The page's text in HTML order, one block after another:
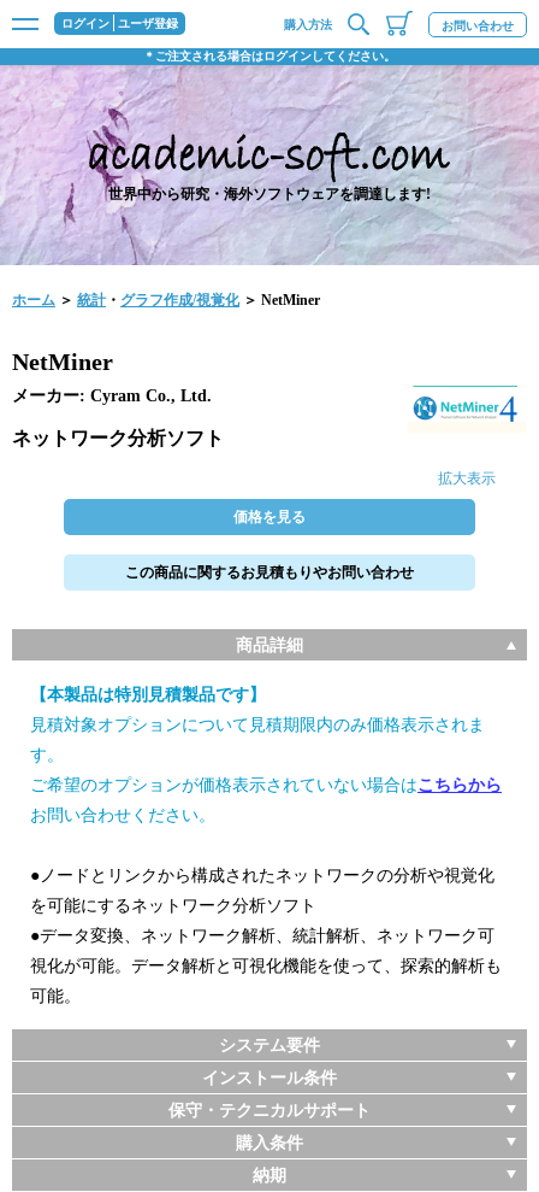
ログイン ユーザ登録
＊ご注文される場合はログインしてください。
購入方法 お問い合わせ
世界中から研究・海外ソフトウェアを調達します!
ホーム ＞ 統計・ グラフ作成/視覚化＞ NetMiner
拡大表示
NetMiner
メーカー: Cyram Co., Ltd.
ネットワーク分析ソフト
価格を見る
この商品に関するお見積もりやお問い合わせ
商品詳細
【本製品は特別見積製品です】
見積対象オプションについて見積期限内のみ価格表示されま
す。
ご希望のオプションが価格表示されていない場合はこちらから
お問い合わせください。
●ノードとリンクから構成されたネットワークの分析や視覚化
を可能にするネットワーク分析ソフト
●データ変換、ネットワーク解析、統計解析、ネットワーク可
視化が可能。データ解析と可視化機能を使って、探索的解析も
可能。
システム要件
インストール条件
保守・テクニカルサポート
購入条件
納期